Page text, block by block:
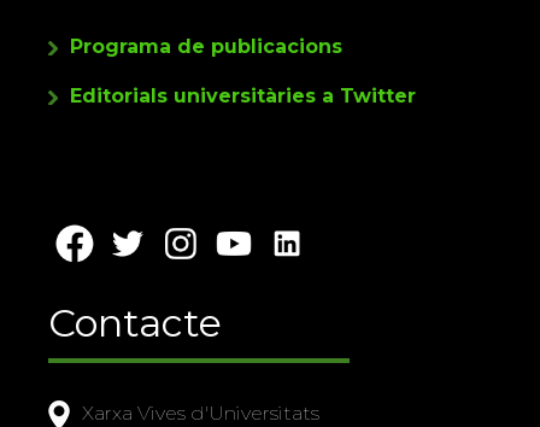
Programa de publicacions
Editorials universitàries a Twitter
Contacte
Xarxa Vives d'Universitats